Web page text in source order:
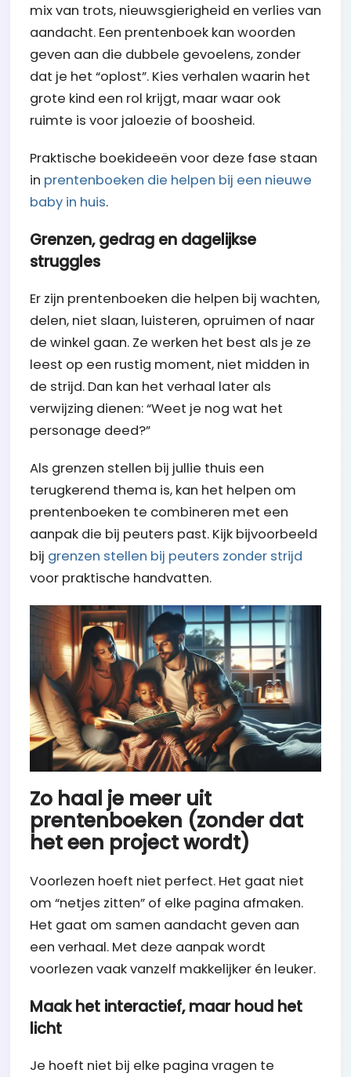
mix van trots, nieuwsgierigheid en verlies van
aandacht. Een prentenboek kan woorden
geven aan die dubbele gevoelens, zonder
dat je het “oplost”. Kies verhalen waarin het
grote kind een rol krijgt, maar waar ook
ruimte is voor jaloezie of boosheid.
Praktische boekideeën voor deze fase staan
in prentenboeken die helpen bij een nieuwe
baby in huis.
Grenzen, gedrag en dagelijkse
struggles
Er zijn prentenboeken die helpen bij wachten,
delen, niet slaan, luisteren, opruimen of naar
de winkel gaan. Ze werken het best als je ze
leest op een rustig moment, niet midden in
de strijd. Dan kan het verhaal later als
verwijzing dienen: “Weet je nog wat het
personage deed?”
Als grenzen stellen bij jullie thuis een
terugkerend thema is, kan het helpen om
prentenboeken te combineren met een
aanpak die bij peuters past. Kijk bijvoorbeeld
bij grenzen stellen bij peuters zonder strijd
voor praktische handvatten.
Zo haal je meer uit
prentenboeken (zonder dat
het een project wordt)
Voorlezen hoeft niet perfect. Het gaat niet
om “netjes zitten” of elke pagina afmaken.
Het gaat om samen aandacht geven aan
een verhaal. Met deze aanpak wordt
voorlezen vaak vanzelf makkelijker én leuker.
Maak het interactief, maar houd het
licht
Je hoeft niet bij elke pagina vragen te